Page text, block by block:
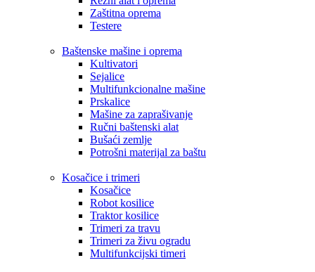
Zaštitna oprema
Testere
Baštenske mašine i oprema
Kultivatori
Sejalice
Multifunkcionalne mašine
Prskalice
Mašine za zaprašivanje
Ručni baštenski alat
Bušaći zemlje
Potrošni materijal za baštu
Kosačice i trimeri
Kosačice
Robot kosilice
Traktor kosilice
Trimeri za travu
Trimeri za živu ogradu
Multifunkcijski timeri